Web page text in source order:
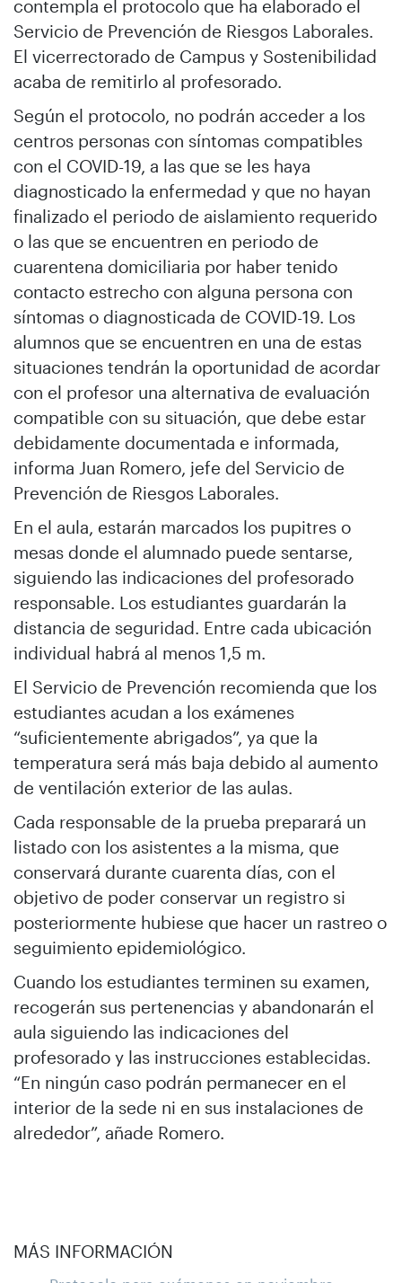
contempla el protocolo que ha elaborado el
Servicio de Prevención de Riesgos Laborales.
El vicerrectorado de Campus y Sostenibilidad
acaba de remitirlo al profesorado.
Según el protocolo, no podrán acceder a los
centros personas con síntomas compatibles
con el COVID-19, a las que se les haya
diagnosticado la enfermedad y que no hayan
finalizado el periodo de aislamiento requerido
o las que se encuentren en periodo de
cuarentena domiciliaria por haber tenido
contacto estrecho con alguna persona con
síntomas o diagnosticada de COVID-19. Los
alumnos que se encuentren en una de estas
situaciones tendrán la oportunidad de acordar
con el profesor una alternativa de evaluación
compatible con su situación, que debe estar
debidamente documentada e informada,
informa Juan Romero, jefe del Servicio de
Prevención de Riesgos Laborales.
En el aula, estarán marcados los pupitres o
mesas donde el alumnado puede sentarse,
siguiendo las indicaciones del profesorado
responsable. Los estudiantes guardarán la
distancia de seguridad. Entre cada ubicación
individual habrá al menos 1,5 m.
El Servicio de Prevención recomienda que los
estudiantes acudan a los exámenes
“suficientemente abrigados”, ya que la
temperatura será más baja debido al aumento
de ventilación exterior de las aulas.
Cada responsable de la prueba preparará un
listado con los asistentes a la misma, que
conservará durante cuarenta días, con el
objetivo de poder conservar un registro si
posteriormente hubiese que hacer un rastreo o
seguimiento epidemiológico.
Cuando los estudiantes terminen su examen,
recogerán sus pertenencias y abandonarán el
aula siguiendo las indicaciones del
profesorado y las instrucciones establecidas.
“En ningún caso podrán permanecer en el
interior de la sede ni en sus instalaciones de
alrededor”, añade Romero.
MÁS INFORMACIÓN